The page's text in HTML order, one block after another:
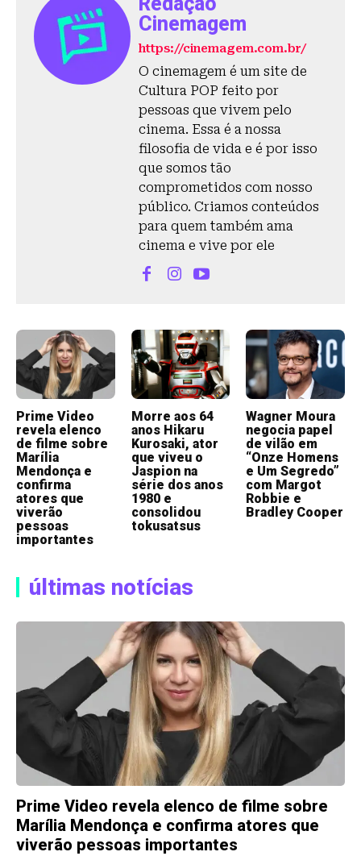
Cinemagem
https://cinemagem.com.br/
O cinemagem é um site de
Cultura POP feito por
pessoas que vivem pelo
cinema. Essa é a nossa
filosofia de vida e é por isso
que somos tão
comprometidos com nosso
público. Criamos conteúdos
para quem também ama
cinema e vive por ele
Prime Video
revela elenco
de filme sobre
Marília
Mendonça e
confirma
atores que
viverão
pessoas
importantes
Morre aos 64
anos Hikaru
Kurosaki, ator
que viveu o
Jaspion na
série dos anos
1980 e
consolidou
tokusatsus
Wagner Moura
negocia papel
de vilão em
“Onze Homens
e Um Segredo”
com Margot
Robbie e
Bradley Cooper
últimas notícias
Prime Video revela elenco de filme sobre
Marília Mendonça e confirma atores que
viverão pessoas importantes